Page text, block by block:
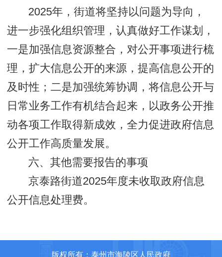
2025年，街道将坚持以问题为导向，
进一步强化组织管理，认真做好工作谋划，
一是加强信息资源整合，对公开事项进行梳
理，扩大信息公开的来源，提高信息公开的
及时性；二是加强统筹协调，将信息公开与
日常业务工作有机结合起来，以政务公开推
动各项工作取得新成效，全力促进政府信息
公开工作高质量发展。
六、其他需要报告的事项
京泰路街道2025年度未收取政府信息
公开信息处理费。
版权所有：泰州市海陵区人民政府